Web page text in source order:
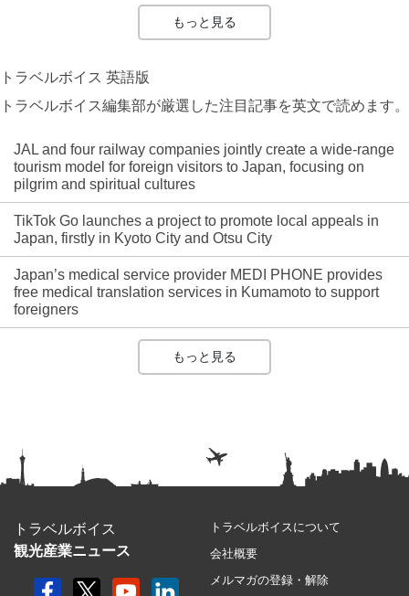
もっと見る
トラベルボイス 英語版
トラベルボイス編集部が厳選した注目記事を英文で読めます。
JAL and four railway companies jointly create a wide-range
tourism model for foreign visitors to Japan, focusing on
pilgrim and spiritual cultures
TikTok Go launches a project to promote local appeals in
Japan, firstly in Kyoto City and Otsu City
Japan’s medical service provider MEDI PHONE provides
free medical translation services in Kumamoto to support
foreigners
もっと見る
トラベルボイス
観光産業ニュース
トラベルボイスについて
会社概要
メルマガの登録・解除